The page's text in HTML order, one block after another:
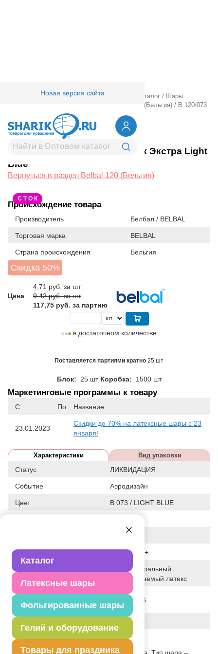
Каталог
Латексные шары
Фольгированные шары
Гелий и оборудование
Товары для праздника
Новая версия сайта
Товары для праздника/ Оптовый каталог /
Шары
Belbal 120 (Бельгия) / В 120/073
Металлик Экстра Light Blue
1102-2298В 120/073 Металлик Экстра Light
Blue
Вернуться в раздел Belbal 120 (Бельгия)
С Т О К
Происхождение товара
Производитель Белбал / BELBAL
Торговая марка BELBAL
Страна происхождения Бельгия
Скидка 50%
Цена
4,71 руб. за шт
9.42 руб. за шт
117,75 руб. за партию
в достаточном количестве
Поставляется партиями кратно 25 шт
Блок: 25 шт Коробка: 1500 шт
Маркетинговые программы к товару
С По Название
23.01.2023
Скидки до 70% на латексные шары с 23
января!
Характеристики Вид упаковки
Статус ЛИКВИДАЦИЯ
Событие Аэродизайн
Цвет B 073 / LIGHT BLUE
Общие размеры 14"+/36СМ+
Исходный материал
100% натуральный
биоразлагаемый латекс
Дата последнего
изменения элемента
28-01-2026
5.000 г
Описание товара